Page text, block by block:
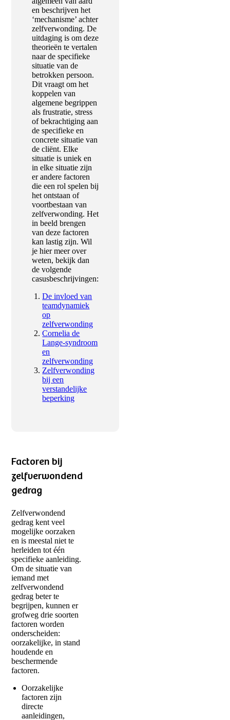
en beschrijven het
‘mechanisme’ achter
zelfverwonding. De
uitdaging is om deze
theorieën te vertalen
naar de specifieke
situatie van de
betrokken persoon.
Dit vraagt om het
koppelen van
algemene begrippen
als frustratie, stress
of bekrachtiging aan
de specifieke en
concrete situatie van
de cliënt. Elke
situatie is uniek en
in elke situatie zijn
er andere factoren
die een rol spelen bij
het ontstaan of
voortbestaan van
zelfverwonding. Het
in beeld brengen
van deze factoren
kan lastig zijn. Wil
je hier meer over
weten, bekijk dan
de volgende
casusbeschrijvingen:
De invloed van
teamdynamiek
op
zelfverwonding
Cornelia de
Lange-syndroom
en
zelfverwonding
Zelfverwonding
bij een
verstandelijke
beperking
Factoren bij
zelfverwondend
gedrag
Zelfverwondend
gedrag kent veel
mogelijke oorzaken
en is meestal niet te
herleiden tot één
specifieke aanleiding.
Om de situatie van
iemand met
zelfverwondend
gedrag beter te
begrijpen, kunnen er
grofweg drie soorten
factoren worden
onderscheiden:
oorzakelijke, in stand
houdende en
beschermende
factoren.
Oorzakelijke
factoren zijn
directe
aanleidingen,